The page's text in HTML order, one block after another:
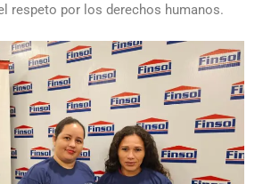
respeto por los derechos humanos.